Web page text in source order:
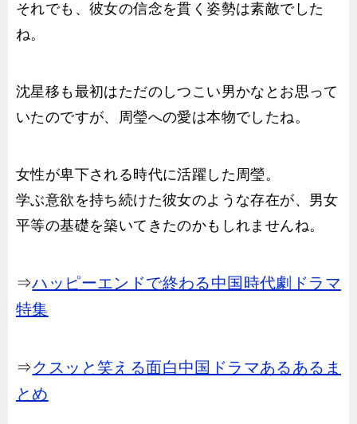
それでも、彼女の信念を貫く姿勢は素敵でした
ね。
沈星移も最初はただのしつこい男かなとお思って
いたのですが、周瑩への愛は本物でしたね。
女性が卑下される時代に活躍した周瑩。
学ぶ意欲を持ち続けた彼女のような存在が、男女
平等の基礎を築いてきたのかもしれませんね。
⇒ハッピーエンドで終わる中国時代劇ドラマ
特集
⇒クスッと笑える面白中国ドラマあるあるま
とめ